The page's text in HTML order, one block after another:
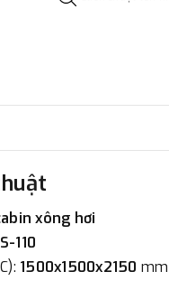
xông hơi
110
1500x1500x2150 mm